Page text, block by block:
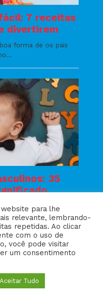
para lhe
relevante, lembrando-
repetidas. Ao clicar
com o uso de
você pode visitar
um consentimento
Aceitar Tudo